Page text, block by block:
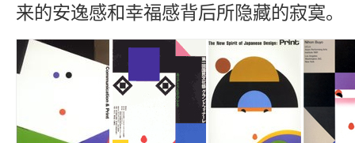
来的安逸感和幸福感背后所隐藏的寂寞。